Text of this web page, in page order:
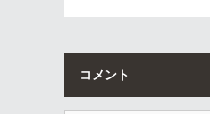
コメント